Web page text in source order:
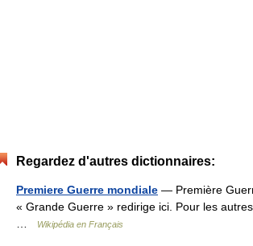
Regardez d'autres dictionnaires:
Premiere Guerre mondiale — Première
« Grande Guerre » redirige ici. Pour les
Wikipédia en Français